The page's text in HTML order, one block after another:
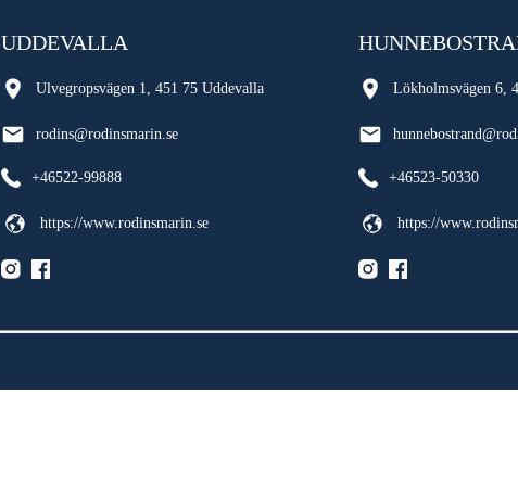
UDDEVALLA
Ulvegropsvägen 1, 451 75 Uddevalla
rodins@rodinsmarin.se
+46522-99888
https://www.rodinsmarin.se
Lökholmsvägen 6,
+46523-50330
https://